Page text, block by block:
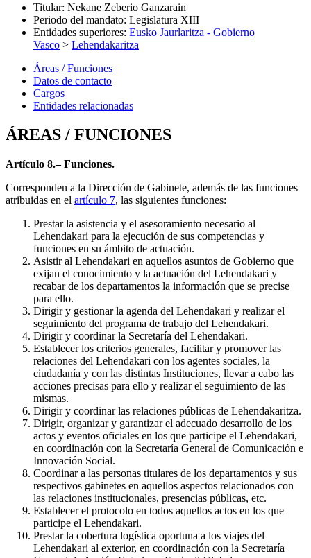
Titular: Nekane Zeberio Ganzarain
Periodo del mandato: Legislatura XIII
Entidades superiores: Eusko Jaurlaritza - Gobierno
Vasco > Lehendakaritza
Áreas / Funciones
Datos de contacto
Cargos
Entidades relacionadas
ÁREAS / FUNCIONES
Artículo 8.– Funciones.
Corresponden a la Dirección de Gabinete, además de las funciones
atribuidas en el artículo 7, las siguientes funciones:
Prestar la asistencia y el asesoramiento necesario al
Lehendakari para la ejecución de sus competencias y
funciones en su ámbito de actuación.
Asistir al Lehendakari en aquellos asuntos de Gobierno que
exijan el conocimiento y la actuación del Lehendakari y
recabar de los departamentos la información que se precise
para ello.
Dirigir y gestionar la agenda del Lehendakari y realizar el
seguimiento del programa de trabajo del Lehendakari.
Dirigir y coordinar la Secretaría del Lehendakari.
Establecer los criterios generales, facilitar y promover las
relaciones del Lehendakari con los agentes sociales, la
ciudadanía y con las distintas Instituciones, llevar a cabo las
acciones precisas para ello y realizar el seguimiento de las
mismas.
Dirigir y coordinar las relaciones públicas de Lehendakaritza.
Dirigir, organizar y garantizar el adecuado desarrollo de los
actos y eventos oficiales en los que participe el Lehendakari,
en coordinación con la Secretaría General de Comunicación e
Innovación Social.
Coordinar a las personas titulares de los departamentos y sus
respectivos gabinetes en aquellos aspectos relacionados con
las relaciones institucionales, presencias públicas, etc.
Establecer el protocolo en todos aquellos actos en los que
participe el Lehendakari.
Prestar la cobertura logística oportuna a los viajes del
Lehendakari al exterior, en coordinación con la Secretaría